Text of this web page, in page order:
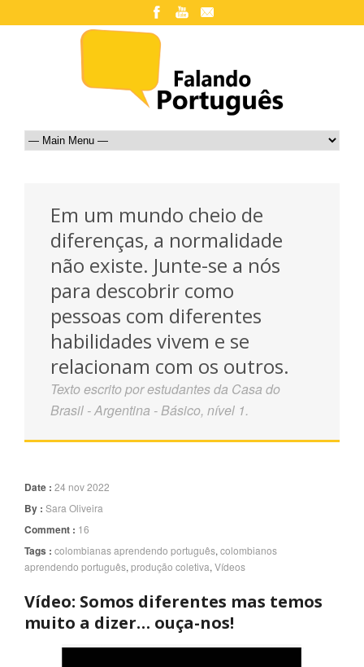
Em um mundo cheio de
diferenças, a normalidade
não existe. Junte-se a nós
para descobrir como
pessoas com diferentes
habilidades vivem e se
relacionam com os outros.
Texto escrito por estudantes da Casa do
Brasil - Argentina - Básico, nível 1.
Date : 24 nov 2022
By : Sara Oliveira
Comment : 16
Tags : colombianas aprendendo português, colombianos
aprendendo português, produção coletiva, Vídeos
Vídeo: Somos diferentes mas temos
muito a dizer… ouça-nos!